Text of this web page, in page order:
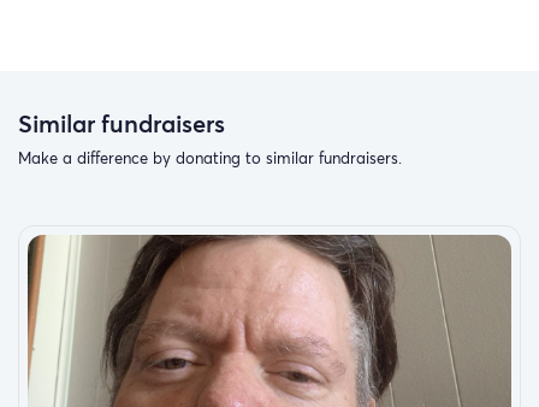
Similar fundraisers
Make a difference by donating to similar fundraisers.